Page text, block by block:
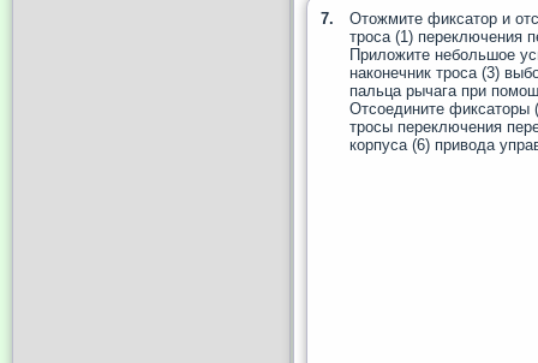
7.
Отожмите фиксатор и
троса (1) переключения
Приложите небольшое
наконечник троса (3)
пальца рычага при
Отсоедините фиксаторы
тросы переключения
корпуса (6) привода